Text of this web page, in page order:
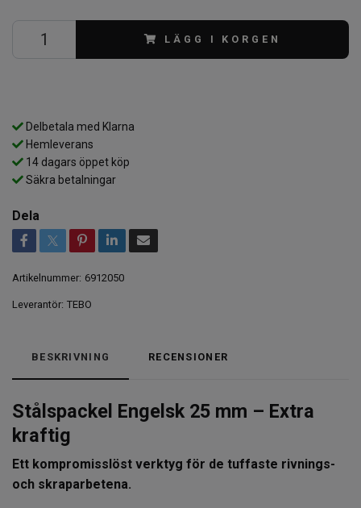
LÄGG I KORGEN
Delbetala med Klarna
Hemleverans
14 dagars öppet köp
Säkra betalningar
Dela
Artikelnummer: 6912050
Leverantör: TEBO
BESKRIVNING RECENSIONER
Stålspackel Engelsk 25 mm – Extra
kraftig
Ett kompromisslöst verktyg för de tuffaste rivnings-
och skraparbetena.